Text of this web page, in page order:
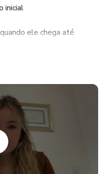
inicial
ele chega até
o paciente.
e individualizadas